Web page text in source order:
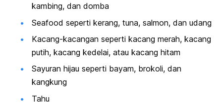
kambing, dan domba
Seafood seperti kerang, tuna, salmon, dan udang
Kacang-kacangan seperti kacang merah, kacang
putih, kacang kedelai, atau kacang hitam
Sayuran hijau seperti bayam, brokoli, dan
kangkung
Tahu